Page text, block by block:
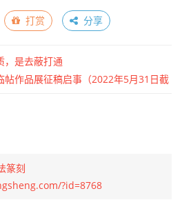
：“晋元康元岁在辛亥”，
，是去蔽打通